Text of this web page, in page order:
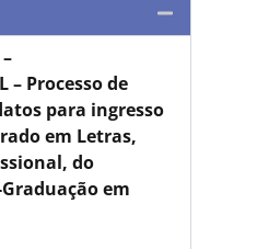
– Processo de
para ingresso
em Letras,
do
em